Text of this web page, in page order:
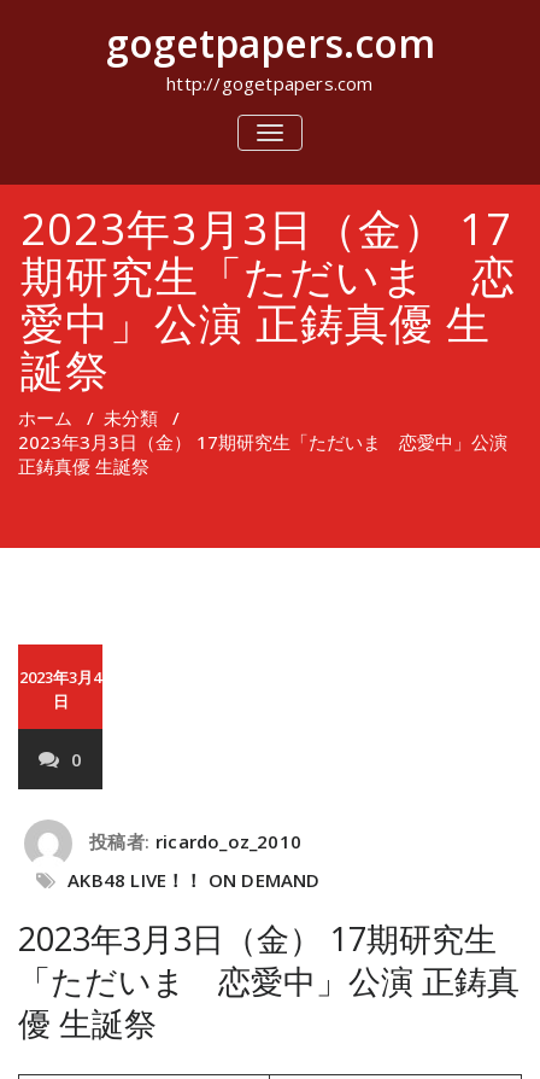
キ
gogetpapers.com
http://gogetpapers.com
ナ
ビ
シ
ョ
ン
を
切
り
替
2023年3月3日（金） 17
期研究生「ただいま 恋
愛中」公演 正鋳真優 生
誕祭
ホーム / 未分類 /
2023年3月3日（金） 17期研究生「ただいま 恋愛中」公演
正鋳真優 生誕祭
2023年3月4
日
0
投稿者: ricardo_oz_2010
AKB48 LIVE！！ ON DEMAND
2023年3月3日（金） 17期研究生
「ただいま 恋愛中」公演 正鋳真
優 生誕祭